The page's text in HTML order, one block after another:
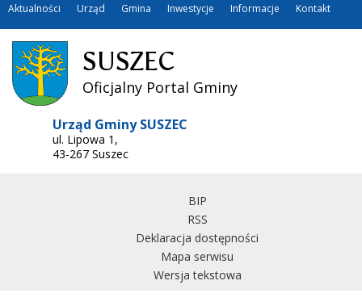
Aktualności Urząd Gmina Inwestycje Informacje Kontakt
SUSZEC
Oficjalny Portal Gminy
Urząd Gminy SUSZEC
ul. Lipowa 1,
43-267 Suszec
BIP
RSS
Deklaracja dostępności
Mapa serwisu
Wersja tekstowa